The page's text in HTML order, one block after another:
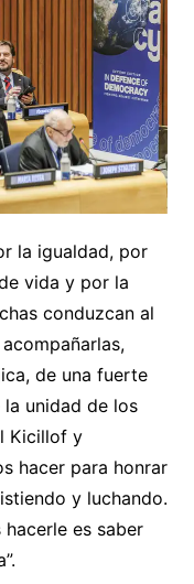
la igualdad, por
vida y por la
conduzcan al
de una fuerte
unidad de los
Kicillof y
hacer para honrar
y luchando.
es saber